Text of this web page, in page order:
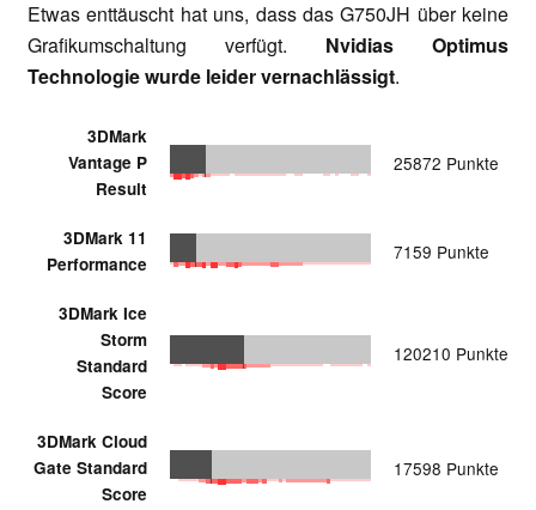
Etwas enttäuscht hat uns, dass das G750JH über keine
Grafikumschaltung verfügt. Nvidias Optimus
Technologie wurde leider vernachlässigt.
3DMark
Vantage P
Result
25872 Punkte
3DMark 11
Performance
7159 Punkte
3DMark Ice
Storm
Standard
Score
120210 Punkte
3DMark Cloud
Gate Standard
Score
17598 Punkte